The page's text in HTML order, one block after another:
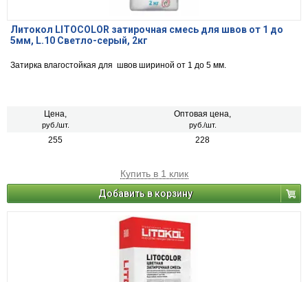
Литокол LITOCOLOR затирочная смесь для швов от 1 до
5мм, L.10 Светло-серый, 2кг
Затирка влагостойкая для швов шириной от 1 до 5 мм.
Цена,
руб./шт.
Оптовая цена,
руб./шт.
255 228
Купить в 1 клик
Добавить в корзину